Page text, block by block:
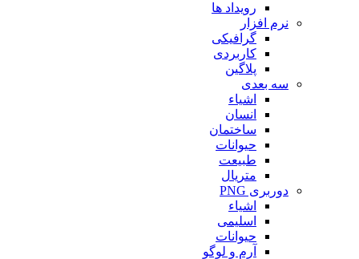
رویداد ها
نرم افزار
گرافیکی
کاربردی
پلاگین
سه بعدی
اشیاء
انسان
ساختمان
حیوانات
طبیعت
متریال
دوربری PNG
اشیاء
اسلیمی
حیوانات
آرم و لوگو